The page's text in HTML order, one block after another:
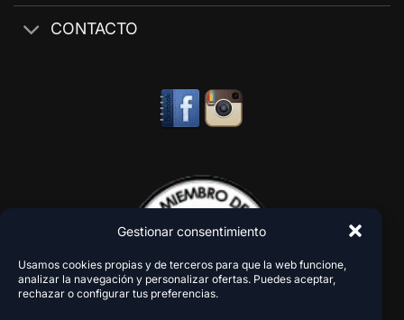
Gestionar consentimiento
Usamos cookies propias y de terceros para que la web funcione,
analizar la navegación y personalizar ofertas. Puedes aceptar,
rechazar o configurar tus preferencias.
CONTACTO